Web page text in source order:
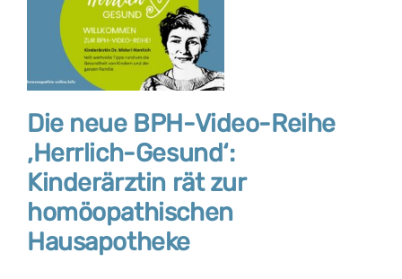
Die neue BPH-Video-Reihe
‚Herrlich-Gesund‘:
Kinderärztin rät zur
homöopathischen
Hausapotheke